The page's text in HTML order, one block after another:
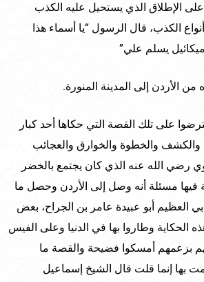
الإطلاق الذي يستحيل عليه الكذب
الكذب، قال الرسول “يا أسماء هذا
يسلم علي”
الأردن إلى المدينة المنورة.
على تلك القصة التي حكاها أحد كبار
والكشف والخطوة والخوارق والعجائب
رضي الله عنه الذي كان يجتمع بالخضر
مسئلة أنه وصل إلى الأردن وحصل ما
العظيم أبو عبيدة عامر بن الجراح، بعض
الحكاية وطاروا بها في الدنيا وعلى الفيس
بزعمهم أمسكوا فضيحة والقصة ما
بها إنما قلت قال الشيخ إسماعيل